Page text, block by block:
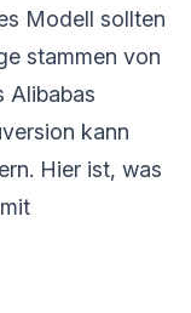
Modell sollten
stammen von
Alibabas
kann
Hier ist, was